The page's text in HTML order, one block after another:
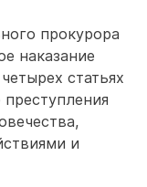
прокурора
наказание
статьях
и